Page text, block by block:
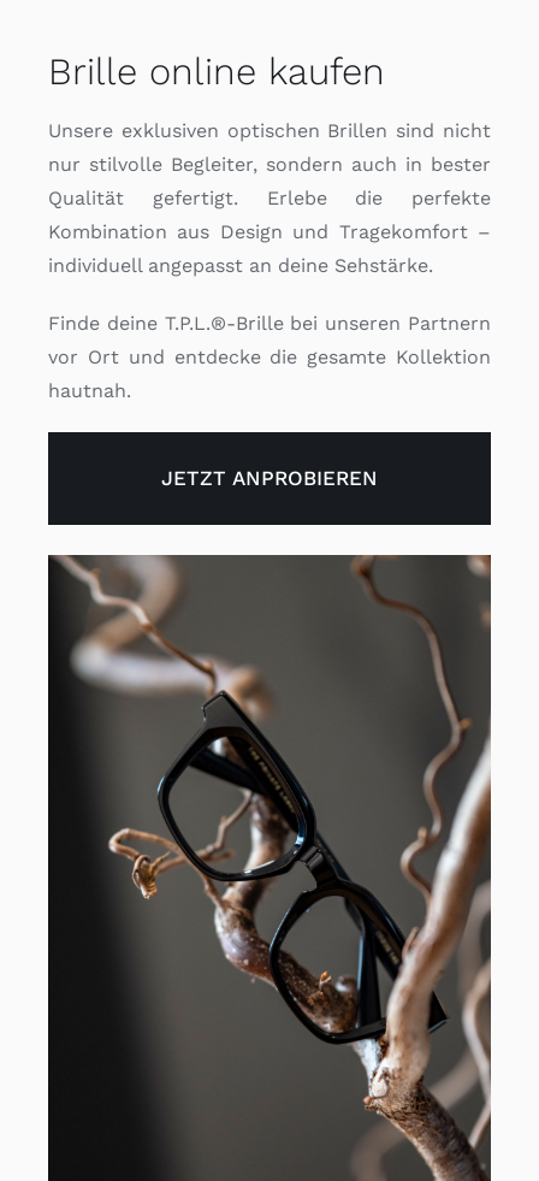
Brille online kaufen
Unsere exklusiven optischen Brillen sind nicht
nur stilvolle Begleiter, sondern auch in bester
Qualität gefertigt. Erlebe die perfekte
Kombination aus Design und Tragekomfort –
individuell angepasst an deine Sehstärke.
Finde deine T.P.L.®-Brille bei unseren Partnern
vor Ort und entdecke die gesamte Kollektion
hautnah.
JETZT ANPROBIEREN